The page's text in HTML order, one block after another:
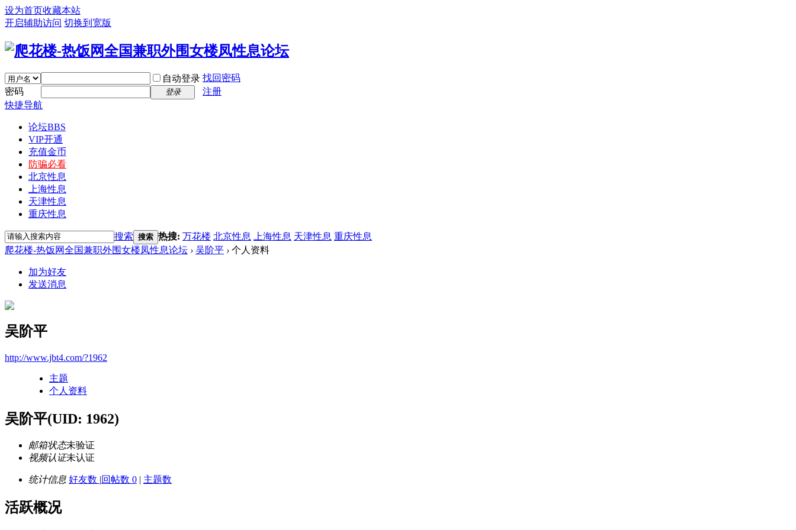
设为首页收藏本站
开启辅助访问 切换到宽版
自动登录 找回密码
密码
登录
注册
快捷导航
论坛BBS
VIP开通
充值金币
防骗必看
北京性息
上海性息
天津性息
重庆性息
搜索 搜索 热搜: 万花楼 北京性息 上海性息 天津性息 重庆性息
爬花楼-热饭网全国兼职外围女楼凤性息论坛 › 吴阶平 › 个人资料
加为好友
发送消息
吴阶平
http://www.jbt4.com/?1962
主题
个人资料
吴阶平(UID: 1962)
邮箱状态未验证
视频认证未认证
统计信息 好友数 |回帖数 0 | 主题数
活跃概况